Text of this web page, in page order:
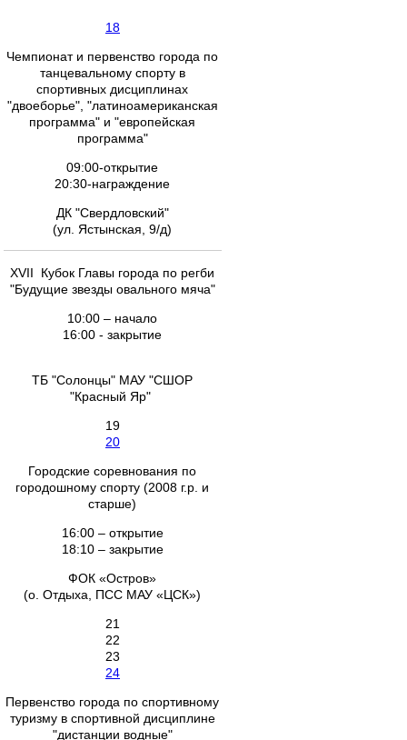
18
Чемпионат и первенство города по
танцевальному спорту в
спортивных дисциплинах
"двоеборье", "латиноамериканская
программа" и "европейская
программа"
09:00-открытие
20:30-награждение
ДК "Свердловский"
(ул. Ястынская, 9/д)
XVII Кубок Главы города по регби
"Будущие звезды овального мяча"
10:00 – начало
16:00 - закрытие
ТБ "Солонцы" МАУ "СШОР
"Красный Яр"
19
20
Городские соревнования по
городошному спорту (2008 г.р. и
старше)
16:00 – открытие
18:10 – закрытие
ФОК «Остров»
(о. Отдыха, ПСС МАУ «ЦСК»)
21
22
23
24
Первенство города по спортивному
туризму в спортивной дисциплине
"дистанции водные"